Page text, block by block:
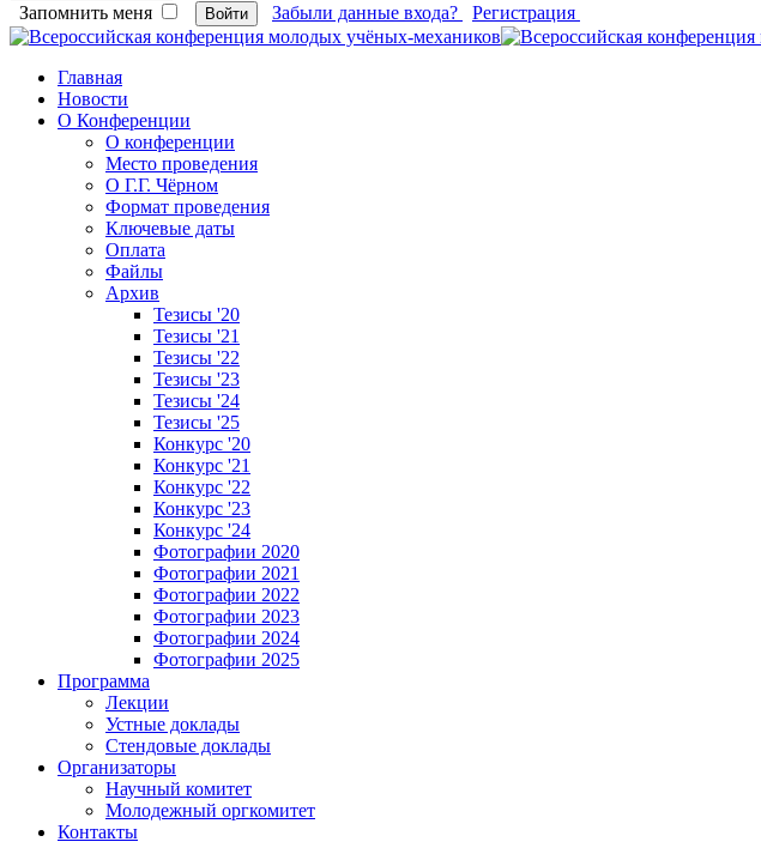
Запомнить меня Войти Забыли данные входа? Регистрация
Главная
Новости
О Конференции
О конференции
Место проведения
О Г.Г. Чёрном
Формат проведения
Ключевые даты
Оплата
Файлы
Архив
Тезисы '20
Тезисы '21
Тезисы '22
Тезисы '23
Тезисы '24
Тезисы '25
Конкурс '20
Конкурс '21
Конкурс '22
Конкурс '23
Конкурс '24
Фотографии 2020
Фотографии 2021
Фотографии 2022
Фотографии 2023
Фотографии 2024
Фотографии 2025
Программа
Лекции
Устные доклады
Стендовые доклады
Организаторы
Научный комитет
Молодежный оргкомитет
Контакты